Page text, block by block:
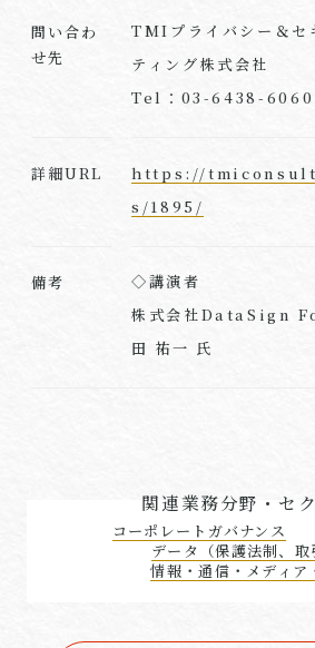
問い合わ
せ先
TMIプライバシー＆セ
ティング株式会社
Tel：03-6438-6060
詳細URL
https://
s/1895/
備考
◇講演者
株式会社DataSign
田 祐一 氏
関連業務分野・セ
コーポレートガバナンス
データ（保護法制、取
情報・通信・メディ